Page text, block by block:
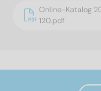
Online-Katalog
120.pdf